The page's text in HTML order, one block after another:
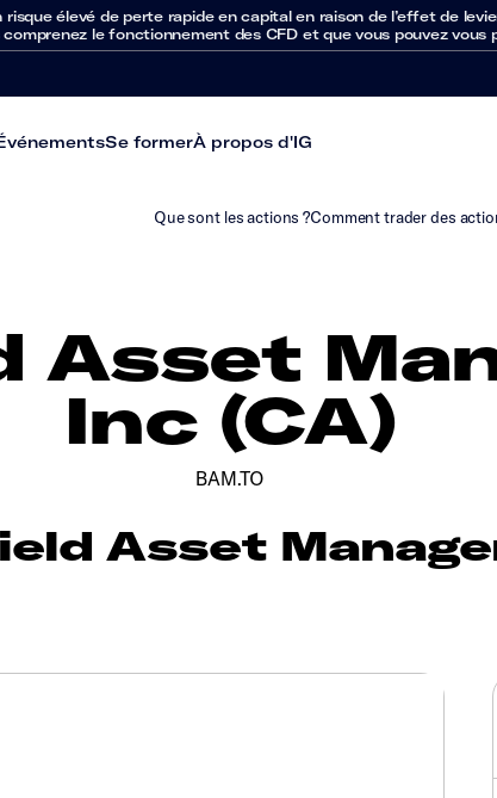
élevé de perte rapide en capital en raison de l’effet de
comprenez le fonctionnement des CFD et que vous pouvez
Se formerÀ propos d'IG
Que sont les actions ?Comment trader des
Asset
Inc (CA)
BAM.TO
Asset